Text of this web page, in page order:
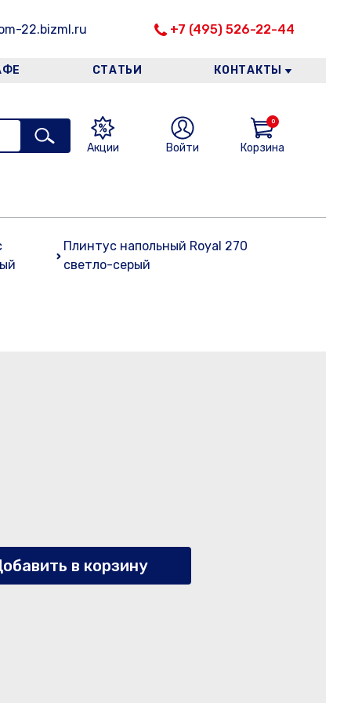
22.bizml.ru +7 (495) 526-22-44
СТАТЬИ КОНТАКТЫ
Акции Войти Корзина
0
Плинтус напольный Royal 270
светло-серый
в корзину